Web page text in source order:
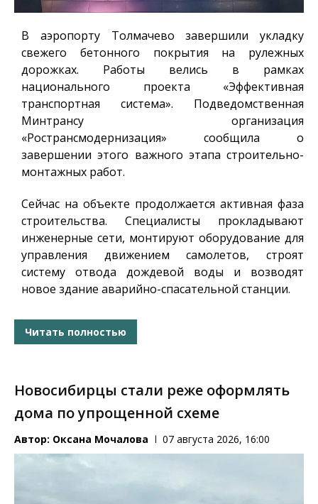
В аэропорту Толмачево завершили укладку
свежего бетонного покрытия на рулежных
дорожках. Работы велись в рамках
национального проекта «Эффективная
транспортная система». Подведомственная
Минтрансу организация
«Ространсмодернизация» сообщила о
завершении этого важного этапа строительно-
монтажных работ.
Сейчас на объекте продолжается активная фаза
строительства. Специалисты прокладывают
инженерные сети, монтируют оборудование для
управления движением самолетов, строят
систему отвода дождевой воды и возводят
новое здание аварийно-спасательной станции.
Читать полностью
Новосибирцы стали реже оформлять
дома по упрощенной схеме
Автор: Оксана Мочалова 07 августа 2026, 16:00